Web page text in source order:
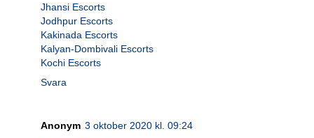
Jhansi Escorts
Jodhpur Escorts
Kakinada Escorts
Kalyan-Dombivali Escorts
Kochi Escorts
Svara
Anonym 3 oktober 2020 kl. 09:24